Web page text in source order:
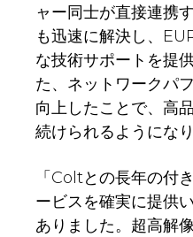
ャー同士が直接連携
も迅速に解決し、
な技術サポートを提
た、ネットワークパ
向上したことで、高
続けられるようになり
「Coltとの長年の付
ービスを確実に提供
ありました。超高解